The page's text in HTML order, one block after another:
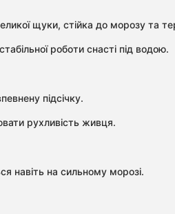
щуки, стійка до морозу та
роботи снасті під водою.
підсічку.
рухливість живця.
навіть на сильному морозі.